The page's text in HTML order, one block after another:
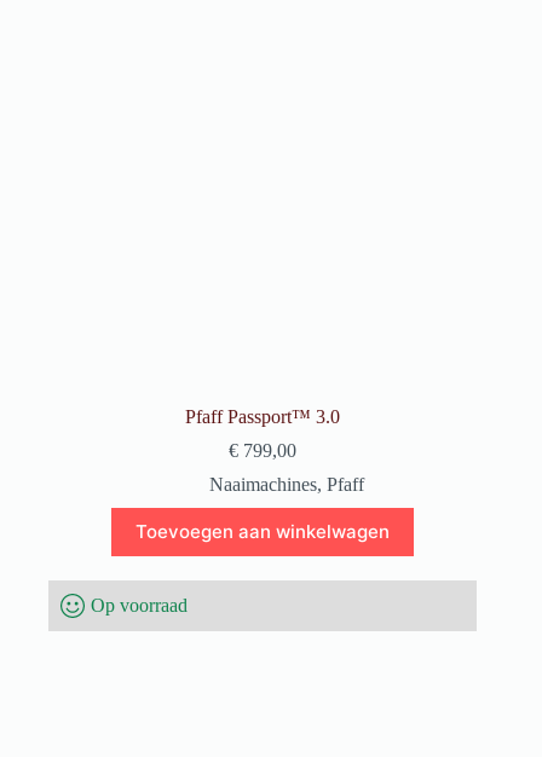
Pfaff Passport™ 3.0
€ 799,00
Naaimachines,Pfaff
Toevoegen aan winkelwagen
Op voorraad